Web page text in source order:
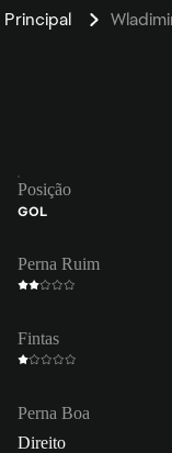
Principal
Posição
GOL
Perna Ruim
Fintas
Perna Boa
Direito